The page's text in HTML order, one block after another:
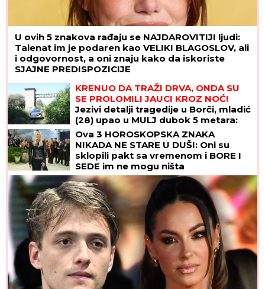
U ovih 5 znakova rađaju se NAJDAROVITIJI ljudi:
Talenat im je podaren kao VELIKI BLAGOSLOV, ali
i odgovornost, a oni znaju kako da iskoriste
SJAJNE PREDISPOZICIJE
KRENUO DA TRAŽI DRVA, ONDA SU
SE PROLOMILI JAUCI KROZ NOĆ!
Jezivi detalji tragedije u Borči, mladić
(28) upao u MULJ dubok 5 metara:
"Jadno dete, da tako strada..."
(FOTO, VIDEO)
Ova 3 HOROSKOPSKA ZNAKA
NIKADA NE STARE U DUŠI: Oni su
sklopili pakt sa vremenom i BORE I
SEDE im ne mogu ništa